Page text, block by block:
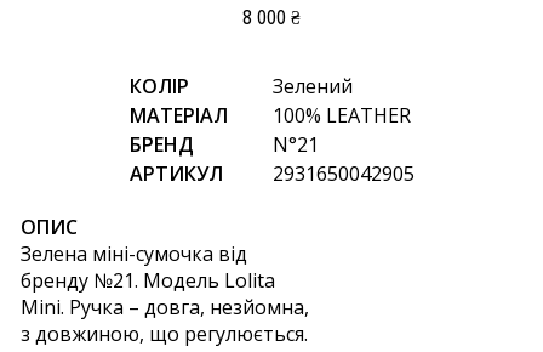
8 000 ₴
КОЛІР
Зелений
МАТЕРІАЛ
100% LEATHER
БРЕНД
N°21
АРТИКУЛ
2931650042905
ОПИС
Зелена міні-сумочка від
бренду №21. Модель Lolita
Mini. Ручка – довга, незйомна,
з довжиною, що регулюється.